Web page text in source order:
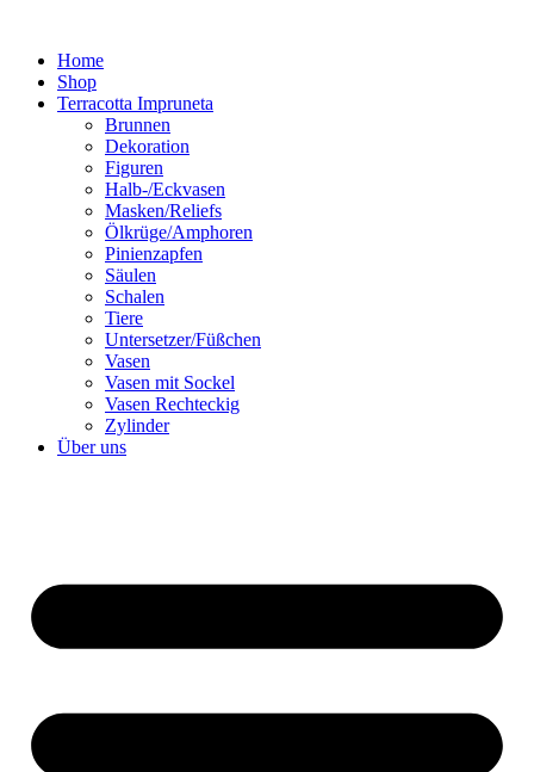
springenHome
Shop
Terracotta Impruneta
Brunnen
Dekoration
Figuren
Halb-/Eckvasen
Masken/Reliefs
Ölkrüge/Amphoren
Pinienzapfen
Säulen
Schalen
Tiere
Untersetzer/Füßchen
Vasen
Vasen mit Sockel
Vasen Rechteckig
Zylinder
Über uns